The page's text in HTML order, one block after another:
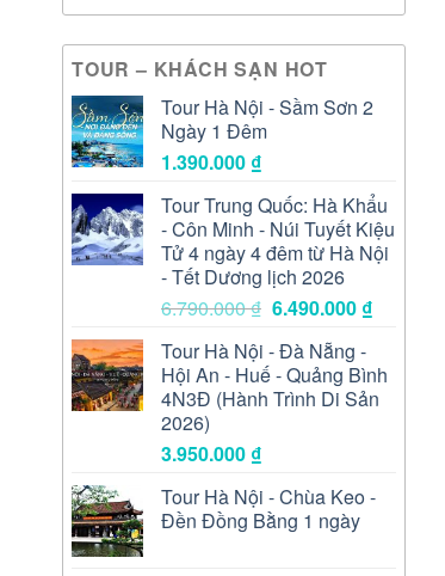
TOUR – KHÁCH SẠN HOT
Tour Hà Nội - Sầm Sơn 2
Ngày 1 Đêm
1.390.000 ₫
Tour Trung Quốc: Hà Khẩu
- Côn Minh - Núi Tuyết Kiệu
Tử 4 ngày 4 đêm từ Hà Nội
- Tết Dương lịch 2026
6.790.000₫ Giá
là:
6.790.000 ₫.
6.490.000 ₫Giá
là:
Tour Hà Nội - Đà Nẵng -
Hội An - Huế - Quảng Bình
4N3Đ (Hành Trình Di Sản
2026)
3.950.000 ₫
Tour Hà Nội - Chùa Keo -
Đền Đồng Bằng 1 ngày